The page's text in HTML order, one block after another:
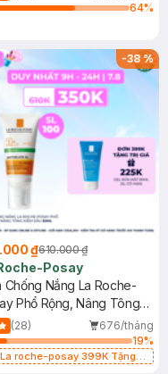
64%
-38%
₫610.000 ₫
Posay
Chống Nắng La Roche-
Phổ Rộng, Nâng Tông
Dầu 50ml
(28)
676/tháng
19%
roche-posay 399K Tặng